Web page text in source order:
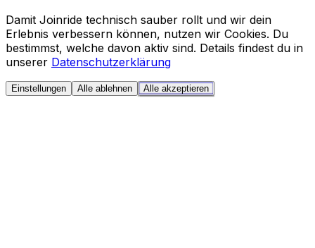
Damit Joinride technisch sauber rollt und wir dein
Erlebnis verbessern können, nutzen wir Cookies. Du
bestimmst, welche davon aktiv sind. Details findest du in
unserer Datenschutzerklärung
Einstellungen Alle ablehnen Alle akzeptieren